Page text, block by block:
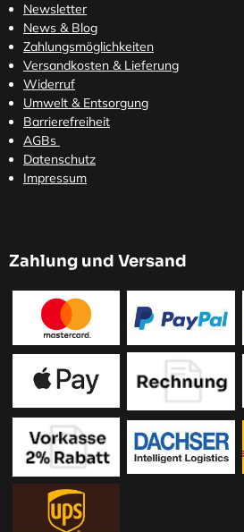
Newsletter
News & Blog
Zahlungsmöglichkeiten
Versandkosten & Lieferung
Widerruf
Umwelt & Entsorgung
Barrierefreiheit
AGBs
Datenschutz
Impressum
Zahlung und Versand